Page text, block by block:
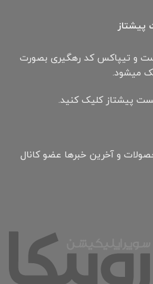
و تیپاکس کد رهگیری بصورت
میشود.
پیشتاز کلیک کنید.
و آخرین خبرها عضو کانال